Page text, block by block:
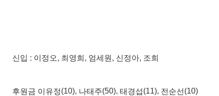
신입 : 이정오, 최영희 , 엄세원 , 신정아, 조희
후원금 이유정(10), 나태주(50), 태경섭(11), 전순선 (10)